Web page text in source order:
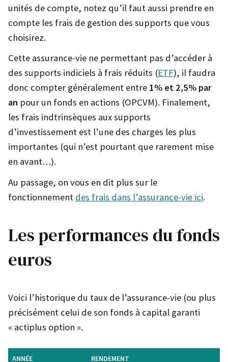
unités de compte, notez qu’il faut aussi prendre en
compte les frais de gestion des supports que vous
choisirez.
Cette assurance-vie ne permettant pas d’accéder à
des supports indiciels à frais réduits (ETF), il faudra
donc compter généralement entre 1% et 2,5% par
an pour un fonds en actions (OPCVM). Finalement,
les frais indtrinsèques aux supports
d’investissement est l’une des charges les plus
importantes (qui n’est pourtant que rarement mise
en avant…).
Au passage, on vous en dit plus sur le
fonctionnement des frais dans l’assurance-vie ici.
Les performances du fonds
euros
Voici l’historique du taux de l’assurance-vie (ou plus
précisément celui de son fonds à capital garanti
« actiplus option ».
ANNÉE RENDEMENT